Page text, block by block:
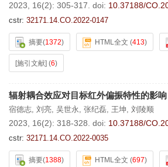
2023, 16(2): 305-317. doi: 10.37188/
cstr: 32171.14.CO.2022-0147
摘要(1372) HTML全文 (413)
[施引文献] (6)
辐射耦合效应对目标红外偏振特性的影响
宿德志, 刘亮, 吴世永, 张纪磊, 王坤, 刘陵顺
2023, 16(2): 318-328. doi: 10.37188/
cstr: 32171.14.CO.2022-0035
摘要(1388) HTML全文 (697)